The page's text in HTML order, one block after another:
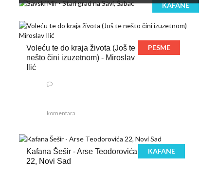
KAFANE
Voleću te do kraja života (Još te
nešto čini izuzetnom) - Miroslav
Ilić
PESME
komentara
Kafana Šešir - Arse Teodorovića
22, Novi Sad
KAFANE